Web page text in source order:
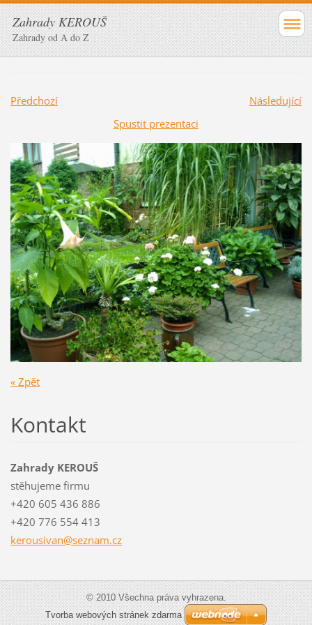
Zahrady KEROUŠ
Zahrady od A do Z
Předchozí
Následující
Spustit prezentaci
« Zpět
Kontakt
Zahrady KEROUŠ
stěhujeme firmu
+420 605 436 886
+420 776 554 413
kerousivan@seznam.cz
© 2010 Všechna práva vyhrazena.
Tvorba webových stránek zdarma